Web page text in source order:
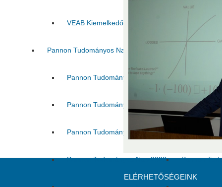
VEAB Kiemelkedő Ifjú Kutatója 2025
Pannon Tudományos Nap
Pannon Tudományos Nap 2016 Pannon
Pannon Tudományos Nap 2018 Pannon
Pannon Tudományos Nap 2021 Pannon
Pannon Tudományos Nap 2023 Pannon
ELÉRHETŐSÉGEINK